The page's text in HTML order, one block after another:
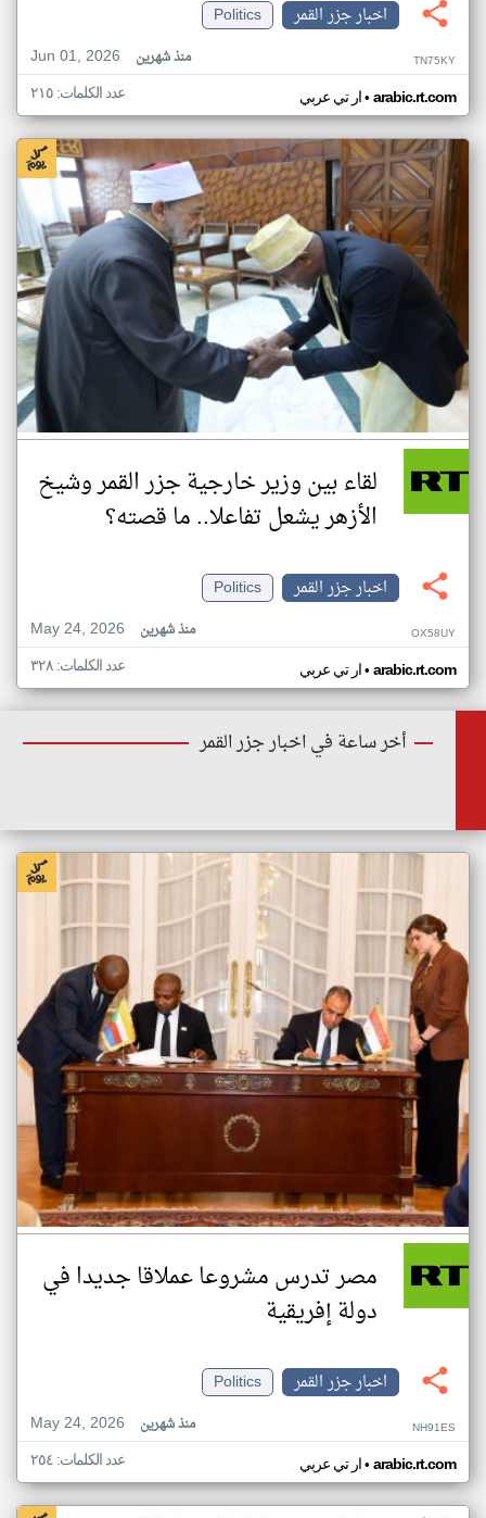
اخبار جزر القمر
Politics
Jun 01, 2026
منذ شهرين TN75KY
ار تي عربي• arabic.rt.com عدد الكلمات: ٢١٥
لقاء بين وزير خارجية جزر القمر وشيخ
الأزهر يشعل تفاعلا.. ما قصته؟
اخبار جزر القمر
Politics
May 24, 2026
منذ شهرين OX58UY
ار تي عربي• arabic.rt.com عدد الكلمات: ٣٢٨
أخر ساعة في اخبار جزر القمر
مصر تدرس مشروعا عملاقا جديدا في
دولة إفريقية
اخبار جزر القمر
Politics
May 24, 2026
منذ شهرين NH91ES
ار تي عربي• arabic.rt.com عدد الكلمات: ٢٥٤